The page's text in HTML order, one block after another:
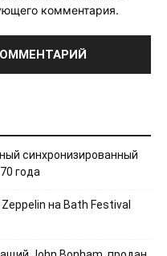
комментария.
синхронизированный
года
на Bath Festival